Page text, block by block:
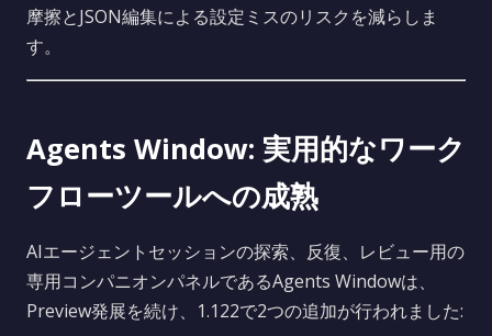
摩擦とJSON編集による設定ミスのリスクを減らしま
す。
Agents Window: 実用的なワーク
フローツールへの成熟
AIエージェントセッションの探索、反復、レビュー用の
専用コンパニオンパネルであるAgents Windowは、
Preview発展を続け、1.122で2つの追加が行われました: